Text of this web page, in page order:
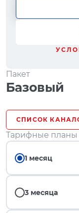
Пакет
Базовый
СПИСОК
Тарифные планы
1 месяц
3 месяца